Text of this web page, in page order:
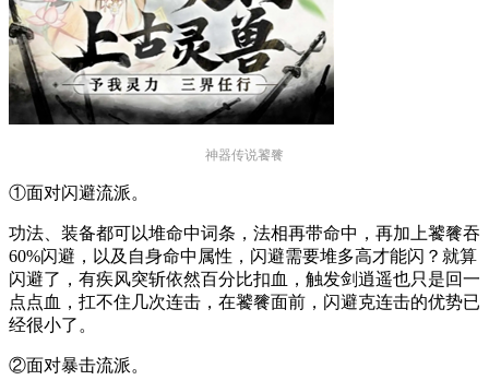
神器传说饕餮
①面对闪避流派。
功法、装备都可以堆命中词条，法相再带命中，再加上饕餮吞
60%闪避，以及自身命中属性，闪避需要堆多高才能闪？就算
闪避了，有疾风突斩依然百分比扣血，触发剑逍遥也只是回一
点点血，扛不住几次连击，在饕餮面前，闪避克连击的优势已
经很小了。
②面对暴击流派。